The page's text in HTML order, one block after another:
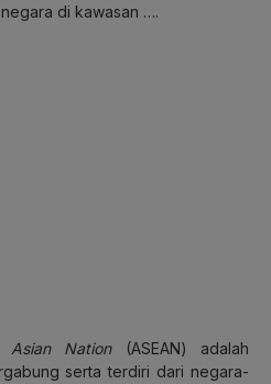
di kawasan ….
Asian Nation(ASEAN) adalah
serta terdiri dari negara-